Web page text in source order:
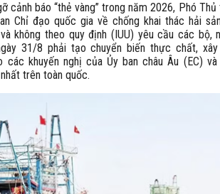
cảnh báo “thẻ vàng” trong năm 2026, Phó
Chỉ đạo quốc gia về chống khai thác hải
không theo quy định (IUU) yêu cầu các bộ,
31/8 phải tạo chuyển biến thực chất,
các khuyến nghị của Ủy ban châu Âu (EC)
trên toàn quốc.